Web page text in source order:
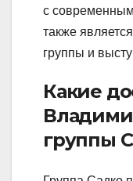
с
также
группы и
Какие
группы